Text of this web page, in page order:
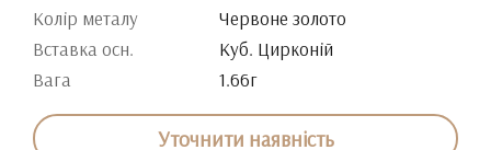
Колір металу
Червоне золото
Вставка осн.
Куб. Цирконій
Вага
1.66г
Уточнити наявність